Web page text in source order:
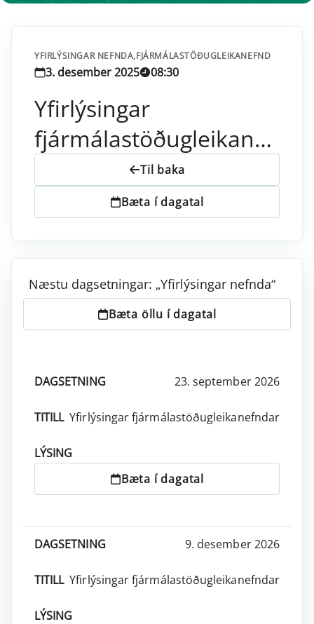
YFIRLÝSINGAR NEFNDA,FJÁRMÁLASTÖÐUGLEIKANEFND
3. desember 2025 08:30
Yfirlýsingar
fjármálastöðugleikanefndar
Til baka
Bæta í dagatal
Næstu dagsetningar: „Yfirlýsingar nefnda“
Bæta öllu í dagatal
DAGSETNING LÝSING
AÐGERÐIR
23. september 2026
Yfirlýsingar fjármálastöðugleikanefndar
Bæta í dagatal
9. desember 2026
Yfirlýsingar fjármálastöðugleikanefndar